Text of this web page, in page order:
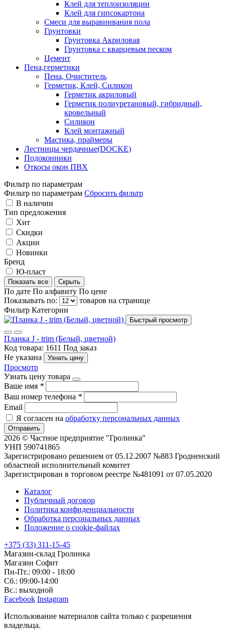
Клей для теплоизоляции
Клей для гипсокартона
Смеси для выравнивания пола
Грунтовки
Грунтовка Акриловая
Грунтовка с кварцевым песком
Цемент
Пена,герметики
Пена, Очиститель
Герметик, Клей, Силикон
Герметик акриловый
Герметик полиуретановый, гибридный,
кровельный
Силикон
Клей монтажный
Мастика, праймеры
Лестницы чердачные(DOCKE)
Подоконники
Откосы окон ПВХ
Фильтр по параметрам
Фильтр по параметрам Сбросить фильтр
В наличии
Тип предложения
Хит
Скидки
Акции
Новинки
Бренд
Ю-пласт
Показать все Скрыть
По дате По алфавиту По цене
Показывать по:
товаров на странице
Фильтр Категории
Быстрый просмотр
Планка J - trim (Белый, цветной)
Код товара: 1611 Под заказ
Не указана
Узнать цену
Просмотр
Узнать цену товара
Ваше имя *
Ваш номер телефона *
Email
Я согласен на обработку персональных данных
Отправить
2026 © Частное предприятие "Гролинка"
УНП 590741865
Зарегистрировано решением от 05.12.2007 №883 Гродненский
областной исполнительный комитет
Зарегистрирован в торговом реестре №481091 от 07.05.2020
Каталог
Публичный договор
Политика конфиденциальности
Обработка персональных данных
Положение о cookie-файлах
+375 (33) 311-15-45
Магазин-склад Гролинка
Магазин Софит
Пн-Пт.: 09:00 - 18:00
Сб.: 09:00-14:00
Вс.: выходной
Facebook Instagram
Использование материалов сайта только с разрешения
владельца.